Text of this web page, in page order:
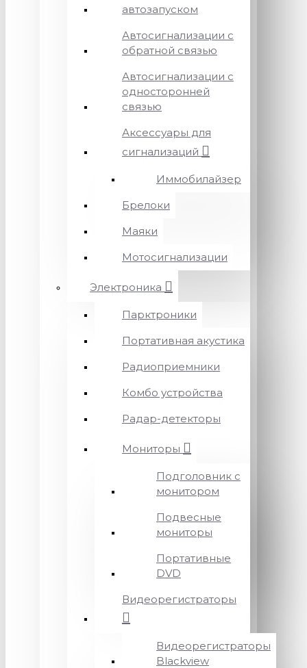
автозапуском
Автосигнализации с
обратной связью
Автосигнализации с
односторонней
связью
Аксессуары для
сигнализаций
Иммобилайзер
Брелоки
Маяки
Мотосигнализации
Электроника
Парктроники
Портативная акустика
Радиоприемники
Комбо устройства
Радар-детекторы
Мониторы
Подголовник с
монитором
Подвесные
мониторы
Портативные
DVD
Видеорегистраторы
Видеорегистраторы
Blackview